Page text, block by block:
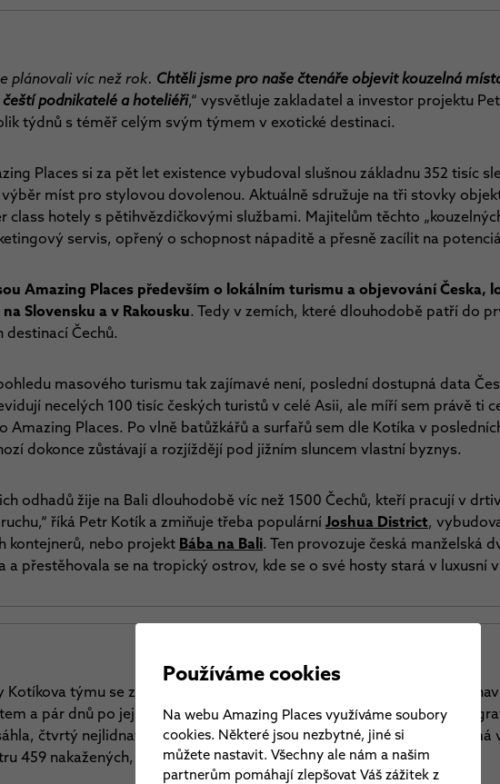
plánovali víc než rok. Chtěli jsme pro naše čtenáře objevit kouzelná
podnikatelé a hoteliéři,“ vysvětluje zakladatel a investor projektu
týdnů s téměř celým svým týmem v exotické destinaci.
Places si za pět let existence vybudoval slušnou základnu 352 tisíc
míst pro stylovou dovolenou. Aktuálně sdružuje na tři stovky
class hotely s pětihvězdičkovými službami. Majitelům těchto
servis, opřený o schopnost nápaditě a přesně zacílit na
Amazing Places především o lokálním turismu a objevování Česka,
Slovensku a v Rakousku. Tedy v zemích, které dlouhodobě patří do
destinací Čechů.
masového turismu tak zajímavé není, poslední dostupná data
necelých 100 tisíc českých turistů v celé Asii, ale míří sem právě ti
Amazing Places. Po vlně batůžkářů a surfařů sem dle Kotíka v
dokonce zůstávají a rozjíždějí pod jižním sluncem vlastní byznys.
odhadů žije na Bali dlouhodobě víc než 1500 Čechů, kteří pracují v
říká Petr Kotík a zmiňuje třeba populárníJoshua District,
kontejnerů, nebo projekt Bába na Bali. Ten provozuje česká manželská
a přestěhovala se na tropický ostrov, kde se o své hosty stará v luxusní
Kotíkova týmu se zvrtly rychlostí tropického monzunu. Epidemie
a pár dnů po jejich odjezdu dorazila i do Česka. Indonésii přes
čtvrtý nejlidnatější stát světa rozprostřený na 17 508 ostrovech má
459 nakažených, z nichž ovšem 38 onemocnění podlehlo.
Používáme cookies
Na webu Amazing Places využíváme soubory
cookies. Některé jsou nezbytné, jiné si
můžete nastavit. Všechny ale nám a našim
partnerům pomáhají zlepšovat Váš zážitek z